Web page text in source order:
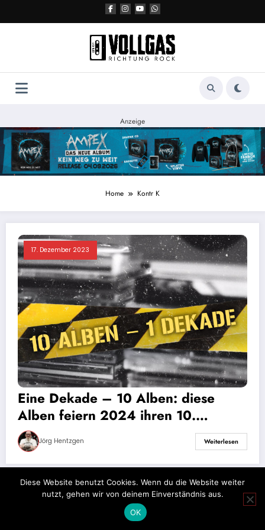
Anzeige
Home Kontr K
17. Dezember 2023
Eine Dekade – 10 Alben: diese
Alben feiern 2024 ihren 10.
Geburtstag
Jörg Hentzgen Weiterlesen
Impressum Datenschutz
Diese Website benutzt Cookies. Wenn du die Website weiter
nutzt, gehen wir von deinem Einverständnis aus.
OK